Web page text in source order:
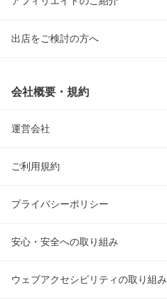
出店をご検討の方へ
会社概要・規約
運営会社
ご利用規約
プライバシーポリシー
安心・安全への取り組み
ウェブアクセシビリティの取り組み